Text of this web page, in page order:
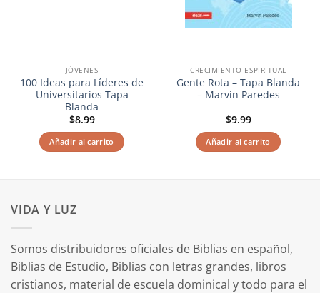
JÓVENES
100 Ideas para Líderes de
Universitarios Tapa
Blanda
$8.99
Añadir al carrito
CRECIMIENTO ESPIRITUAL
Gente Rota – Tapa Blanda
– Marvin Paredes
$9.99
Añadir al carrito
VIDA Y LUZ
Somos distribuidores oficiales de Biblias en español,
Biblias de Estudio, Biblias con letras grandes, libros
cristianos, material de escuela dominical y todo para el